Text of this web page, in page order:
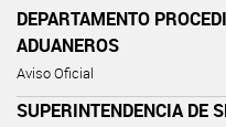
DEPARTAMENTO
ADUANEROS
Aviso Oficial
SUPERINTENDENCIA DE